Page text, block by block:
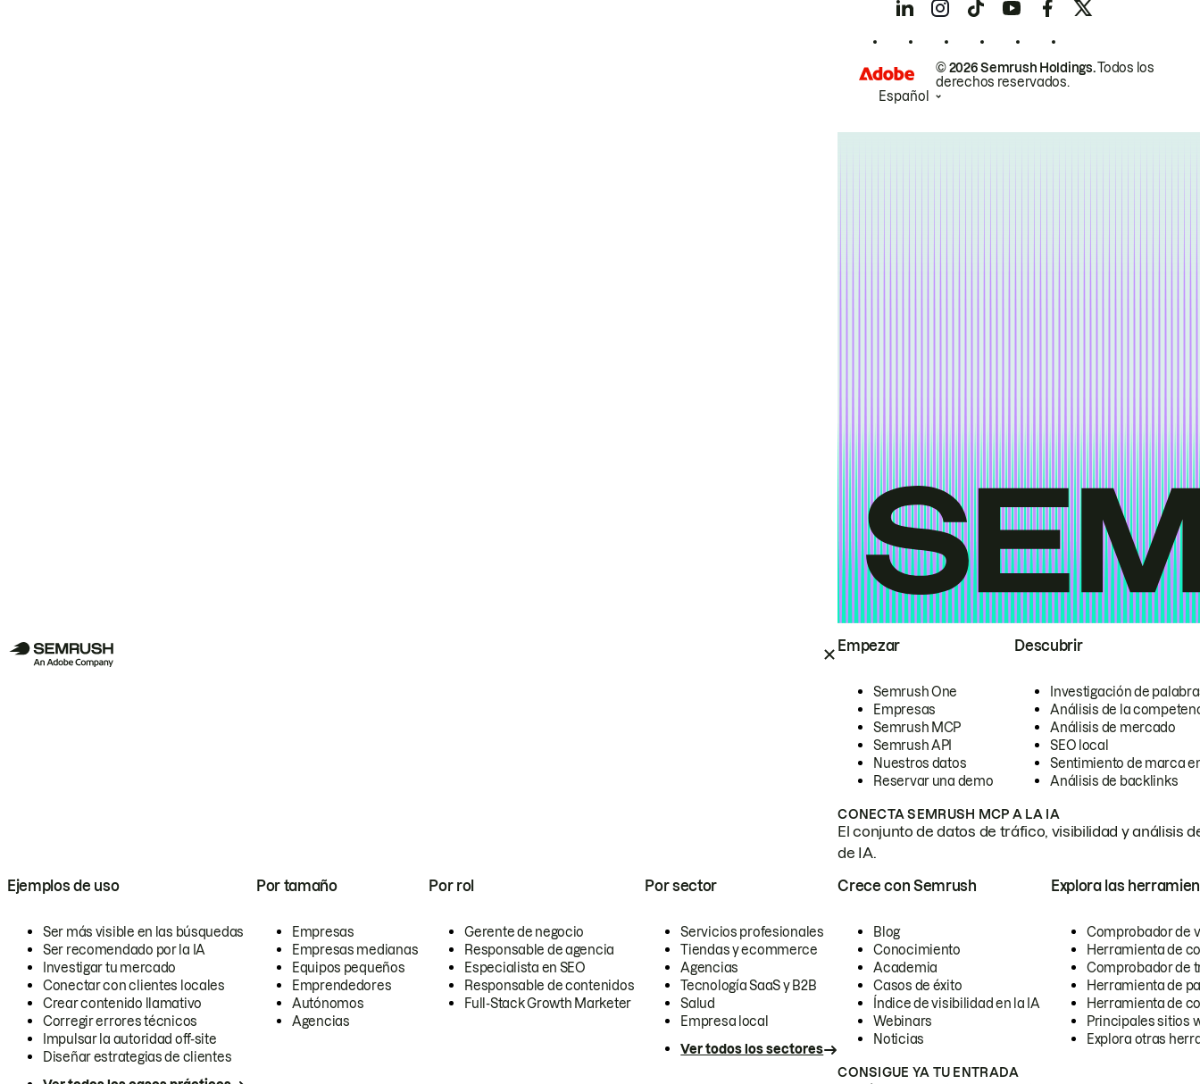
Empezar
Semrush One
Empresas
Semrush MCP
Semrush API
Nuestros datos
Reservar una demo
Descubrir
Investigación de
Análisis de la
Análisis de mercado
SEO local
Sentimiento de marca
Análisis de backlinks
CONECTA SEMRUSH MCP A LA IA
El conjunto de datos de tráfico, visibilidad y análisis
de IA.
Ejemplos de uso
Ser más visible en las búsquedas
Ser recomendado por la IA
Investigar tu mercado
Conectar con clientes locales
Crear contenido llamativo
Corregir errores técnicos
Impulsar la autoridad off-site
Diseñar estrategias de clientes
Por tamaño
Empresas
Empresas medianas
Equipos pequeños
Emprendedores
Autónomos
Agencias
Por rol
Gerente de negocio
Responsable de agencia
Especialista en SEO
Responsable de contenidos
Full-Stack Growth Marketer
Por sector
Servicios profesionales
Tiendas y ecommerce
Agencias
Tecnología SaaS y B2B
Salud
Empresa local
Ver todos los sectores
Crece con Semrush
Blog
Conocimiento
Academia
Casos de éxito
Índice de visibilidad en la IA
Webinars
Noticias
Explora las
Comprobador de
Herramienta de
Comprobador de
Herramienta de
Herramienta de
Principales sitios
Explora otras
CONSIGUE YA TU ENTRADA
© 2026 Semrush Holdings.Todos los
derechos reservados.
Español